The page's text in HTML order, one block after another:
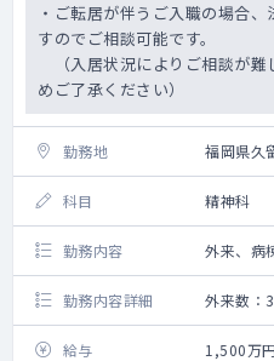
・ご転居が伴うご入職の場合
すのでご相談可能です。
（入居状況によりご相談が難
めご了承ください）
勤務地 福岡県久
科目 精神科
勤務内容 外来、病
勤務内容詳細 外来数：
給与 1,500万